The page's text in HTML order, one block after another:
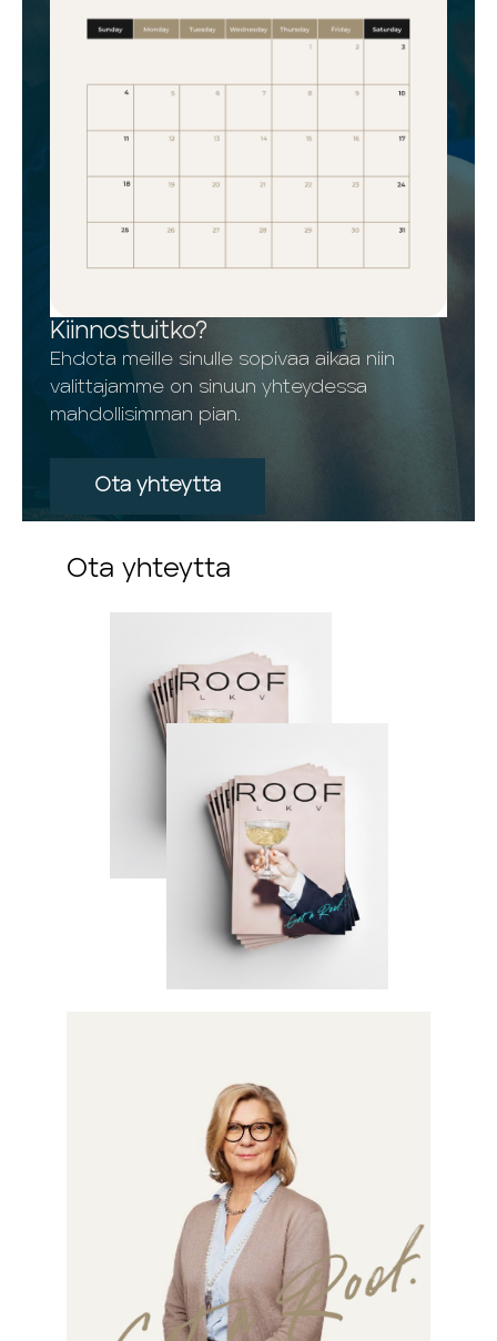
Kiinnostuitko?
Ehdota meille sinulle sopivaa aikaa niin
valittajamme on sinuun yhteydessa
mahdollisimman pian.
Ota yhteytta
Ota yhteytta